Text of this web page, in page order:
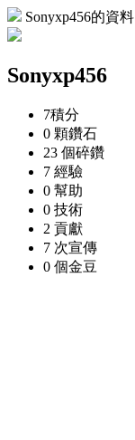
Sonyxp456的資料
Sonyxp456
7積分
0 顆鑽石
23 個碎鑽
7 經驗
0 幫助
0 技術
2 貢獻
7 次宣傳
0 個金豆